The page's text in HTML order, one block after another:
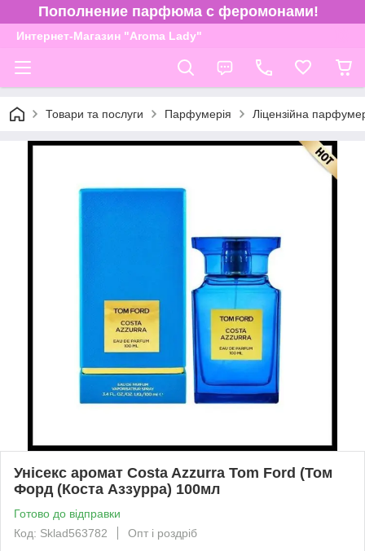
Пополнение парфюма с феромонами!
Интернет-Магазин "Aroma Lady"
Товари та послуги Парфумерія Ліцензійна
Унісекс аромат Costa Azzurra Tom Ford (Том
Форд (Коста Аззурра) 100мл
Готово до відправки
Код: Sklad563782
Опт і роздріб